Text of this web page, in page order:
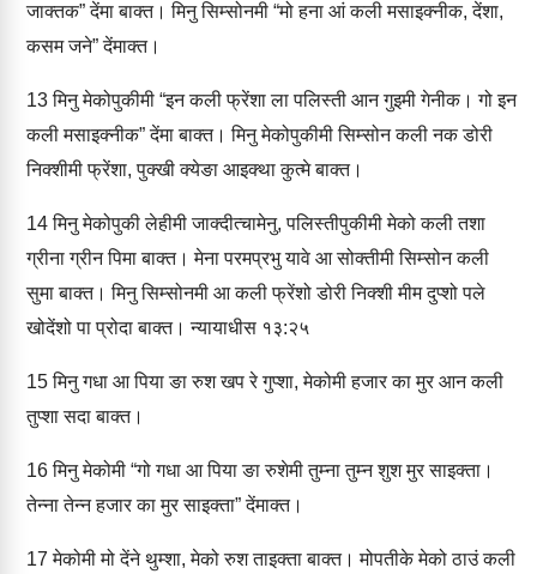
जाक्‍तक” देंमा बाक्‍त। मिनु सिम्‍सोनमी “मो हना आं कली मसाइक्‍नीक, देंशा,
कसम जने” देंमाक्‍त।
13मिनु मेकोपुकीमी “इन कली फ्रेंशा ला पलिस्‍ती आन गुइमी गेनीक। गो इन
कली मसाइक्‍नीक” देंमा बाक्‍त। मिनु मेकोपुकीमी सिम्‍सोन कली नक डोरी
निक्‍शीमी फ्रेंशा, पुक्‍खी क्‍येङा आइक्‍था कुत्‍मे बाक्‍त।
14मिनु मेकोपुकी लेहीमी जाक्‍दीत्‍चामेनु, पलिस्‍तीपुकीमी मेको कली तशा
ग्रीना ग्रीन पिमा बाक्‍त। मेना परमप्रभु यावे आ सोक्‍तीमी सिम्‍सोन कली
सुमा बाक्‍त। मिनु सिम्‍सोनमी आ कली फ्रेंशो डोरी निक्‍शी मीम दुप्‍शो पले
खोदेंशो पा प्रोदा बाक्‍त। न्‍यायाधीस १३:२५
15मिनु गधा आ पिया ङा रुश खप रे गुप्‍शा, मेकोमी हजार का मुर आन कली
तुप्‍शा सदा बाक्‍त।
16मिनु मेकोमी “गो गधा आ पिया ङा रुशेमी तुम्‍ना तुम्‍न शुश मुर साइक्‍ता।
तेन्‍ना तेन्‍न हजार का मुर साइक्‍ता” देंमाक्‍त।
17 मेकोमी मो देंने थुम्‍शा, मेको रुश ताइक्‍ता बाक्‍त। मोपतीके मेको ठाउं कली